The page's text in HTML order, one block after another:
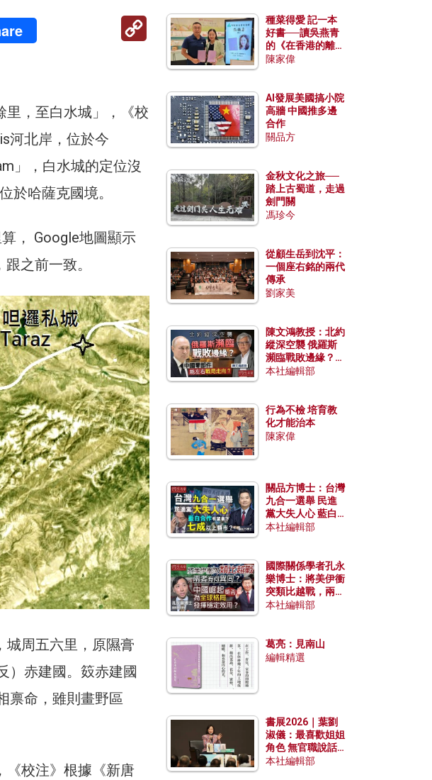
Copy
里，至白水城」，《校
河北岸，位於今
」，白水城的定位沒
於哈薩克國境。
， Google地圖顯示
之前一致。
城周五六里，原隰膏
）赤建國。笯赤建國
禀命，雖則畫野區
《校注》根據《新唐
種菜得愛 記一本
好書──讀吳燕青
的《在香港的離島
種菜》
陳家偉
AI發展美國搞小院
高牆 中國推多邊
合作
關品方
金秋文化之旅──
踏上古蜀道，走過
劍門關
馮珍今
從顧生岳到沈平：
一個座右銘的兩代
傳承
劉家美
陳文鴻教授：北約
縱深空襲 俄羅斯
瀕臨戰敗邊緣？中
國零部件能左右戰
本社編輯部
行為不檢 培育教
化才能治本
陳家偉
關品方博士：台灣
九合一選舉 民進
黨大失人心 藍白
合作有望拿下七成
本社編輯部
國際關係學者孔永
樂博士：將美伊衝
突類比越戰，兩者
有何異同？中國崛
本社編輯部
葛亮：見南山
編輯精選
書展2026｜葉劉
淑儀：最喜歡姐姐
角色 無官職說話
包袱少
本社編輯部